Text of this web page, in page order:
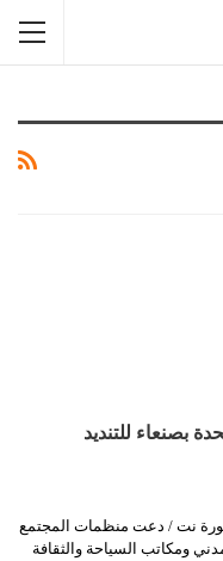
بصنعاء للتنديد
نت / دعت منظمات المجتمع
ومكاتب السياحة والثقافة